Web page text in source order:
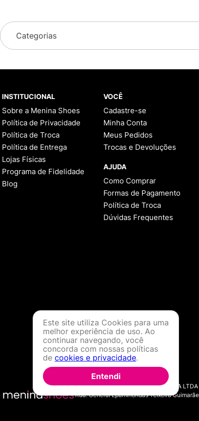
Categorias
INSTITUCIONAL
Sobre a Menina Shoes
Política de Privacidade
Política de Troca
Política de Entrega
Lojas Físicas
Programa de Fidelidade
Blog
VOCÊ
Cadastre-se
Minha Conta
Meus Pedidos
Trocas e Devoluções
AJUDA
Como Comprar
Formas de Pagamento
Política de Troca
Dúvidas Frequentes
MENINA SHOES COMERCIO DE MODA
Rua: General Epaminondas Teixeira
Este site utiliza Cookies para uma
melhor experiência de uso. Ao
continuar navegando, você
concorda com nossas políticas
decookies e privacidade.
Entendi